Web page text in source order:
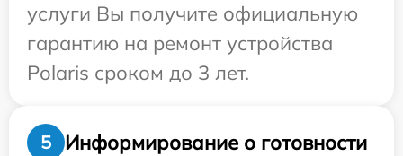
услуги Вы получите официальную
гарантию на ремонт устройства
Polaris сроком до 3 лет.
5
Информирование о готовности